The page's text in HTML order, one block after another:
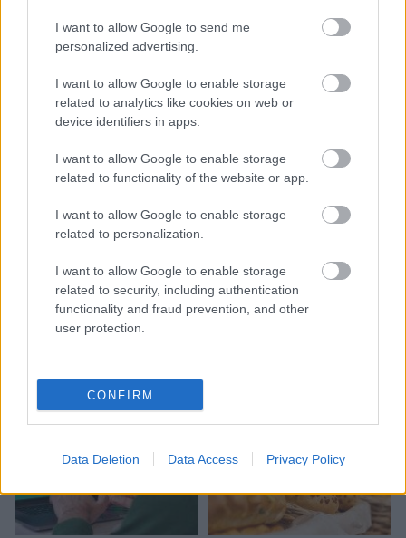
I want to allow Google to send me
personalized advertising.
I want to allow Google to enable storage
related to analytics like cookies on web or
device identifiers in apps.
I want to allow Google to enable storage
related to functionality of the website or app.
I want to allow Google to enable storage
related to personalization.
I want to allow Google to enable storage
related to security, including authentication
functionality and fraud prevention, and other
user protection.
CONFIRM
Data Deletion Data Access Privacy Policy
Kārlis Streips: “Tas būtu
nozīmējis, ka Tramps 2024.